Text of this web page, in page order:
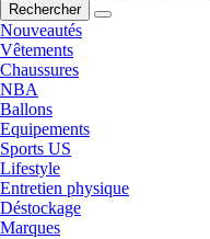
Rechercher
Nouveautés
Vêtements
Chaussures
NBA
Ballons
Equipements
Sports US
Lifestyle
Entretien physique
Déstockage
Marques